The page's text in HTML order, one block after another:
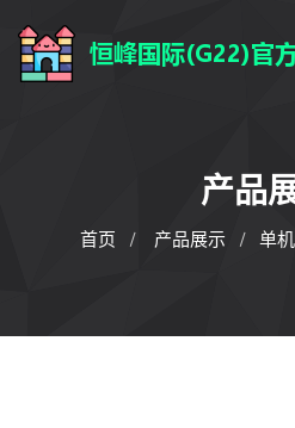
产品
首页 产品展示 单